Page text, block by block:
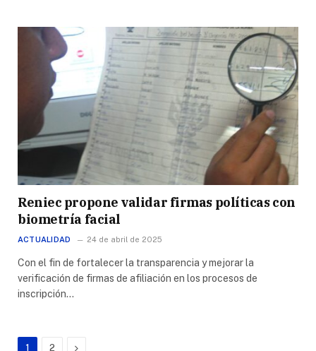
Reniec propone validar firmas políticas con
biometría facial
ACTUALIDAD 24 de abril de 2025
Con el fin de fortalecer la transparencia y mejorar la
verificación de firmas de afiliación en los procesos de
inscripción…
1 2 Next